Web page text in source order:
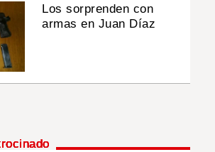
Los sorprenden con
armas en Juan Díaz